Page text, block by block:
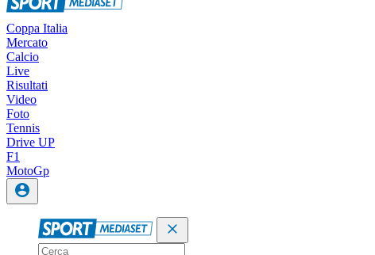
Coppa Italia
Mercato
Calcio
Live
Risultati
Video
Foto
Tennis
Drive UP
F1
MotoGp